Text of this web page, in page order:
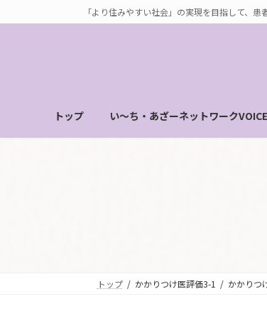
ン
キ
ビ
に
「より住みやすい社会」の実現を目指して、
トップ い～ち・あざーネットワークVOICE
トップ かかりつけ医評価3-1 かかりつ